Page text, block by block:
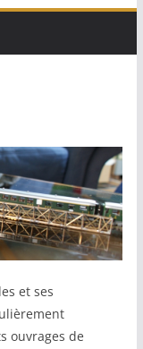
et ses
ouvrages de